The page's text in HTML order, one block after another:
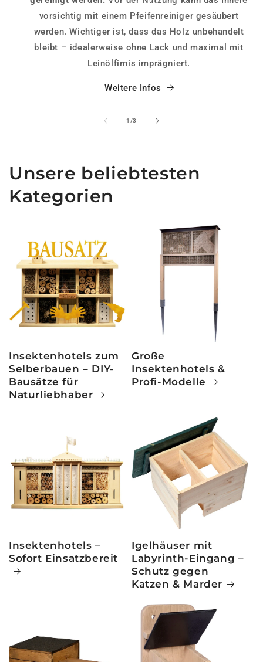
vorsichtig mit einem Pfeifenreiniger gesäubert
werden. Wichtiger ist, dass das Holz unbehandelt
bleibt – idealerweise ohne Lack und maximal mit
Leinölfirnis imprägniert.
Weitere Infos
1 /von
3
Unsere beliebtesten
Kategorien
Insektenhotels zum
Selberbauen – DIY-
Bausätze für
Naturliebhaber
Große
Insektenhotels &
Profi-Modelle
Insektenhotels –
Sofort Einsatzbereit
Igelhäuser mit
Labyrinth-Eingang –
Schutz gegen
Katzen & Marder